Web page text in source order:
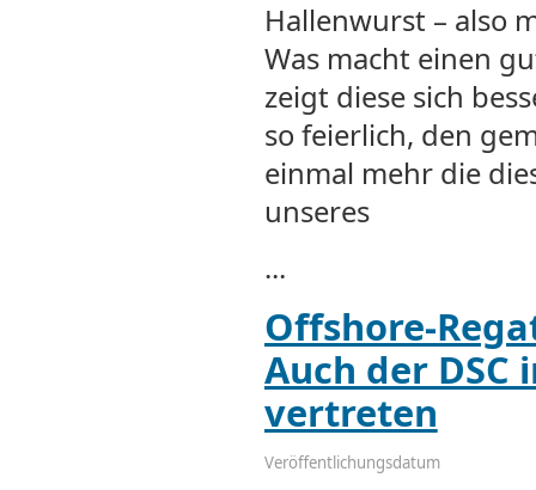
Hallenwurst – also
Was macht einen
zeigt diese sich
so feierlich, den
einmal mehr die
unseres
...
Offshore-
Auch der DSC
vertreten
Veröffentlichungsdatum